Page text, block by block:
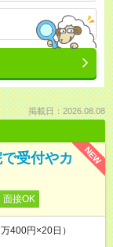
掲載日：2026.08.08
NEW
受付やカ
面接OK
400円×20日）